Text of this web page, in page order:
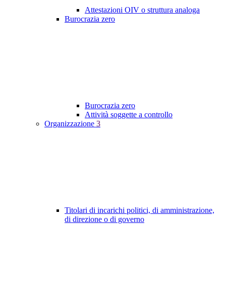
Attestazioni OIV o struttura analoga
Burocrazia zero
Burocrazia zero
Attività soggette a controllo
Organizzazione 3
Titolari di incarichi politici, di amministrazione,
di direzione o di governo